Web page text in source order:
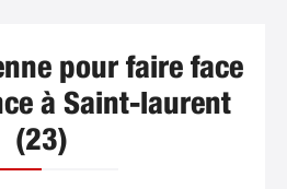
pour faire face
à Saint-laurent
(23)